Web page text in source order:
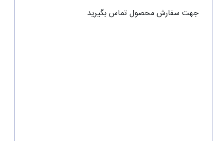
جهت سفارش محصول تماس بگیرید